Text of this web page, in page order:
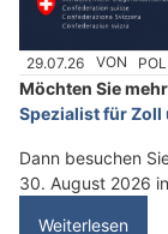
29.07.26 VON
Möchten Sie
Spezialist für
Dann besuchen
30. August 2026
Weiterlesen